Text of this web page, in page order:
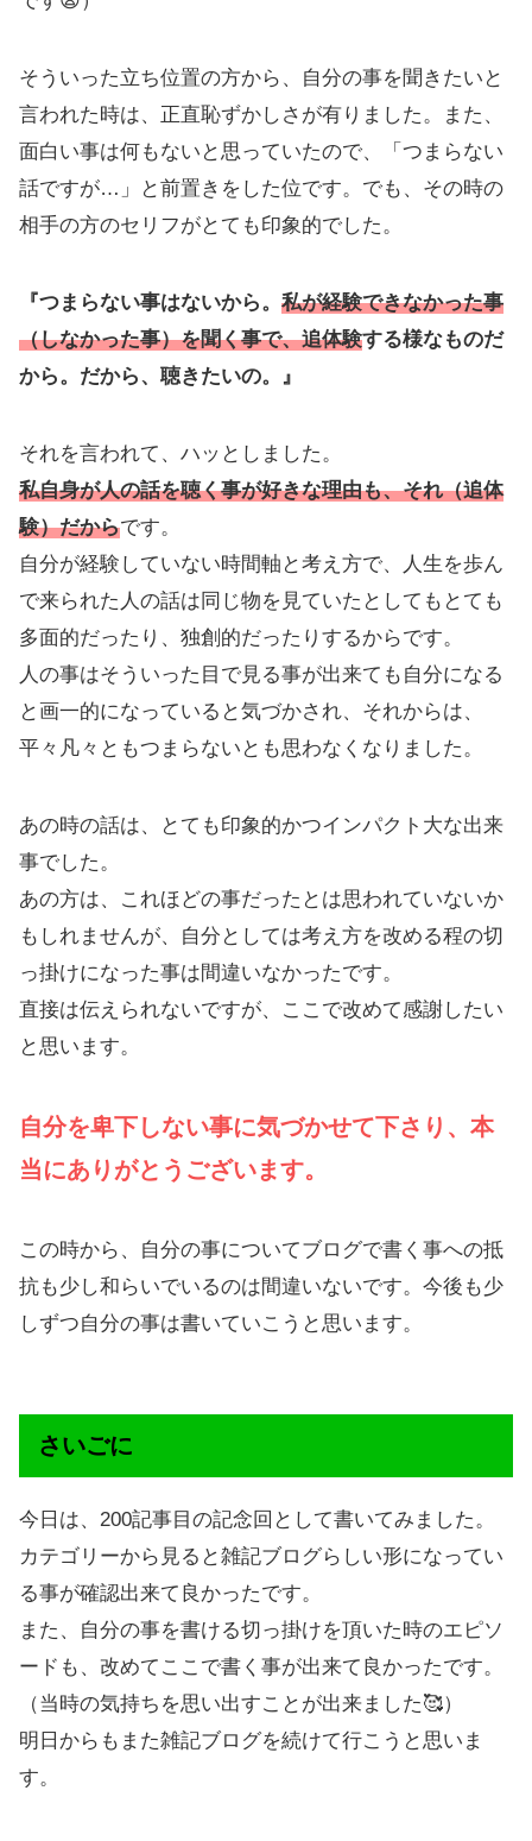
そういった立ち位置の方から、自分の事を聞きたいと
言われた時は、正直恥ずかしさが有りました。また、
面白い事は何もないと思っていたので、「つまらない
話ですが…」と前置きをした位です。でも、その時の
相手の方のセリフがとても印象的でした。
『つまらない事はないから。 私が経験できなかった事
（しなかった事）を聞く事で、追体験する様なものだ
から。だから、聴きたいの。』
それを言われて、ハッとしました。
私自身が人の話を聴く事が好きな理由も、それ（追体
験）だからです。
自分が経験していない時間軸と考え方で、人生を歩ん
で来られた人の話は同じ物を見ていたとしてもとても
多面的だったり、独創的だったりするからです。
人の事はそういった目で見る事が出来ても自分になる
と画一的になっていると気づかされ、それからは、
平々凡々ともつまらないとも思わなくなりました。
あの時の話は、とても印象的かつインパクト大な出来
事でした。
あの方は、これほどの事だったとは思われていないか
もしれませんが、自分としては考え方を改める程の切
っ掛けになった事は間違いなかったです。
直接は伝えられないですが、ここで改めて感謝したい
と思います。
自分を卑下しない事に気づかせて下さり、本
当にありがとうございます。
この時から、自分の事についてブログで書く事への抵
抗も少し和らいでいるのは間違いないです。今後も少
しずつ自分の事は書いていこうと思います。
さいごに
今日は、200記事目の記念回として書いてみました。
カテゴリーから見ると雑記ブログらしい形になってい
る事が確認出来て良かったです。
また、自分の事を書ける切っ掛けを頂いた時のエピソ
ードも、改めてここで書く事が出来て良かったです。
（当時の気持ちを思い出すことが出来ました🥰）
明日からもまた雑記ブログを続けて行こうと思いま
す。